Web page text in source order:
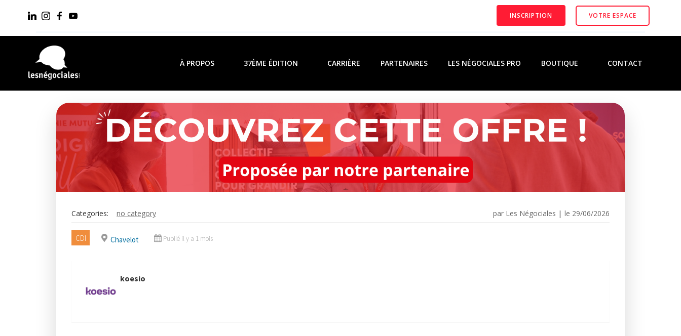
INSCRIPTION VOTRE ESPACE
À PROPOS 37ÈME ÉDITION CARRIÈRE PARTENAIRES LES NÉGOCIALES PRO BOUTIQUE CONTACT
Categories: no category par Les Négociales | le 29/06/2026
CDI Chavelot Publié il y a 1 mois
- koesio